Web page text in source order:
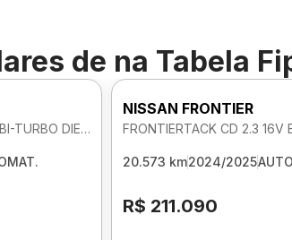
de na Tabela
FRONTIERTACK CD 2.3 16V BI-TURBO DIE 4X4 AUTOMATICO
NISSAN FRONTIER
20.573 km2024/2025
R$ 211.090